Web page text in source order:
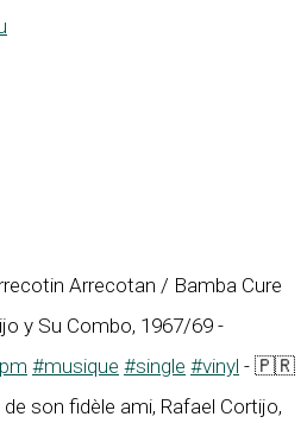
Arrecotan / Bamba Cure
y Su Combo, 1967/69 -
#musique #single #vinyl - 🇵🇷
son fidèle ami, Rafael Cortijo,